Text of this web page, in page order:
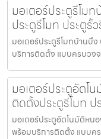
มอเตอร์ประตูรีโม
ประตูรีโมท ประตูรั้
มอเตอร์ประตูรีโมทบ้านบึง
บริการติดตั้ง แบบครบวง
มอเตอร์ประตูอัตโ
ติดตั้งประตูรีโมท ป
มอเตอร์ประตูอัตโนมัติหนอ
พร้อมบริการติดตั้ง แบบค